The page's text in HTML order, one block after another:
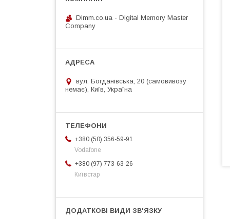
Dimm.co.ua - Digital Memory Master
Company
вул. Богданівська, 20 (самовивозу
немає), Київ, Україна
+380 (50) 356-59-91
Vodafone
+380 (97) 773-63-26
Київстар